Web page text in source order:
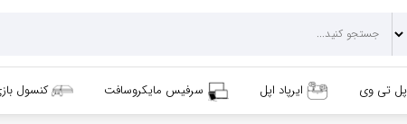
تی وی ایرپاد اپل سرفیس مایکروسافت کنسول